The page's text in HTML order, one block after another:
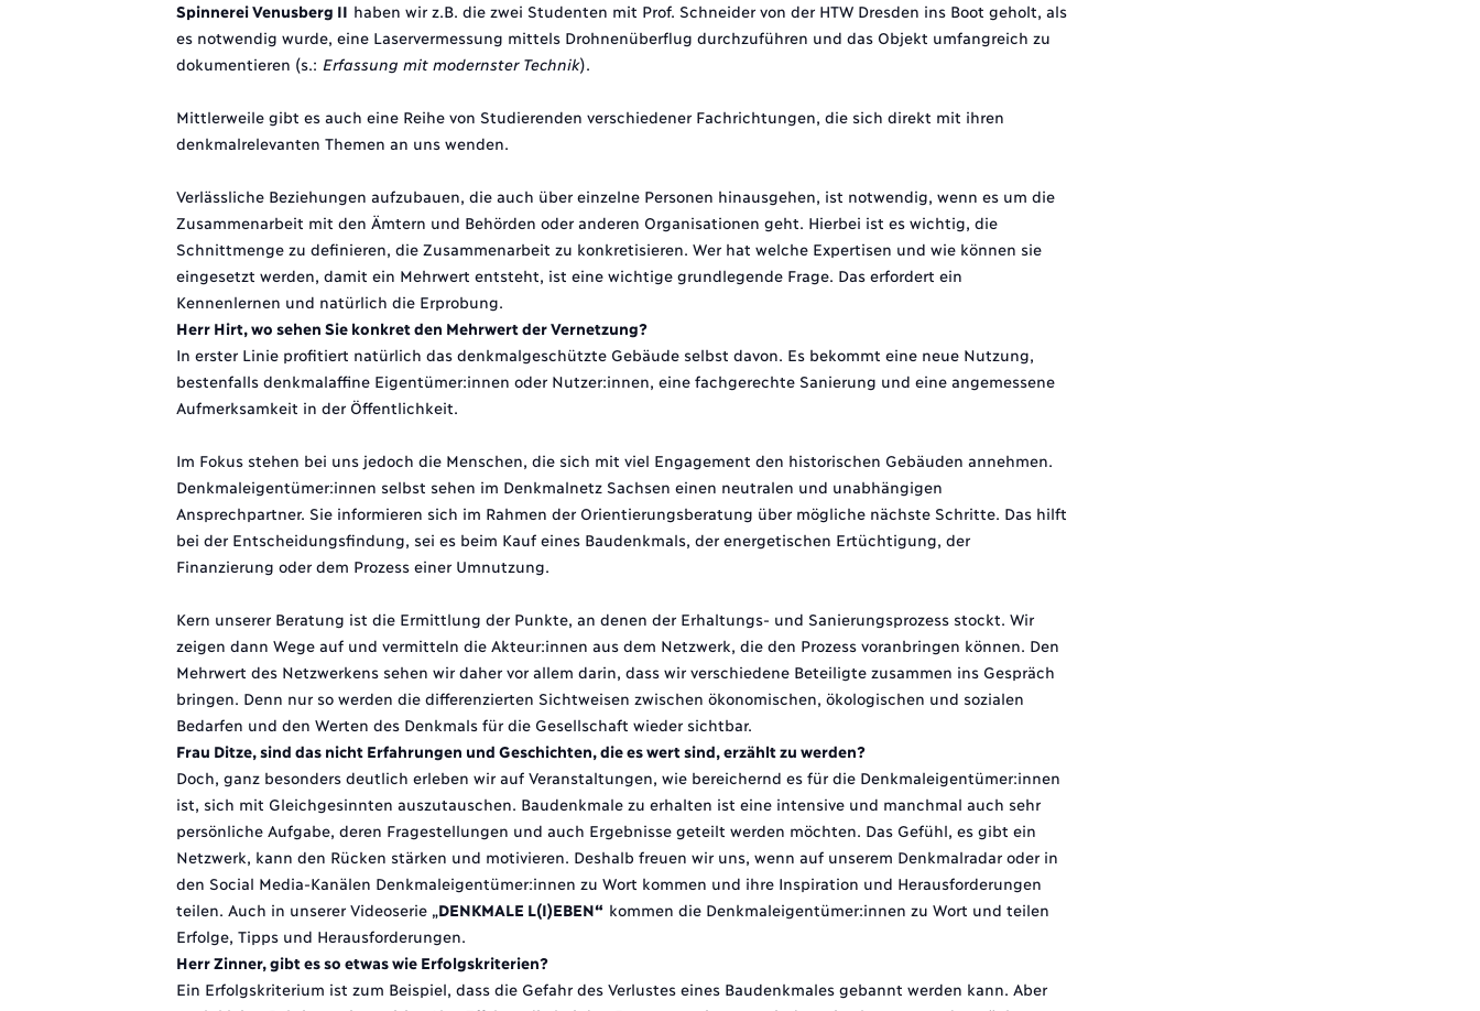
Spinnerei Venusberg II haben wir z.B. die zwei Studenten mit Prof. Schneider von der HTW Dresden ins Boot geholt, als
es notwendig wurde, eine Laservermessung mittels Drohnenüberflug durchzuführen und das Objekt umfangreich zu
dokumentieren (s.: Erfassung mit modernster Technik).
Mittlerweile gibt es auch eine Reihe von Studierenden verschiedener Fachrichtungen, die sich direkt mit ihren
denkmalrelevanten Themen an uns wenden.
Verlässliche Beziehungen aufzubauen, die auch über einzelne Personen hinausgehen, ist notwendig, wenn es um die
Zusammenarbeit mit den Ämtern und Behörden oder anderen Organisationen geht. Hierbei ist es wichtig, die
Schnittmenge zu definieren, die Zusammenarbeit zu konkretisieren. Wer hat welche Expertisen und wie können sie
eingesetzt werden, damit ein Mehrwert entsteht, ist eine wichtige grundlegende Frage. Das erfordert ein
Kennenlernen und natürlich die Erprobung.
Herr Hirt, wo sehen Sie konkret den Mehrwert der Vernetzung?
In erster Linie profitiert natürlich das denkmalgeschützte Gebäude selbst davon. Es bekommt eine neue Nutzung,
bestenfalls denkmalaffine Eigentümer:innen oder Nutzer:innen, eine fachgerechte Sanierung und eine angemessene
Aufmerksamkeit in der Öffentlichkeit.
Im Fokus stehen bei uns jedoch die Menschen, die sich mit viel Engagement den historischen Gebäuden annehmen.
Denkmaleigentümer:innen selbst sehen im Denkmalnetz Sachsen einen neutralen und unabhängigen
Ansprechpartner. Sie informieren sich im Rahmen der Orientierungsberatung über mögliche nächste Schritte. Das hilft
bei der Entscheidungsfindung, sei es beim Kauf eines Baudenkmals, der energetischen Ertüchtigung, der
Finanzierung oder dem Prozess einer Umnutzung.
Kern unserer Beratung ist die Ermittlung der Punkte, an denen der Erhaltungs- und Sanierungsprozess stockt. Wir
zeigen dann Wege auf und vermitteln die Akteur:innen aus dem Netzwerk, die den Prozess voranbringen können. Den
Mehrwert des Netzwerkens sehen wir daher vor allem darin, dass wir verschiedene Beteiligte zusammen ins Gespräch
bringen. Denn nur so werden die differenzierten Sichtweisen zwischen ökonomischen, ökologischen und sozialen
Bedarfen und den Werten des Denkmals für die Gesellschaft wieder sichtbar.
Frau Ditze, sind das nicht Erfahrungen und Geschichten, die es wert sind, erzählt zu werden?
Doch, ganz besonders deutlich erleben wir auf Veranstaltungen, wie bereichernd es für die Denkmaleigentümer:innen
ist, sich mit Gleichgesinnten auszutauschen. Baudenkmale zu erhalten ist eine intensive und manchmal auch sehr
persönliche Aufgabe, deren Fragestellungen und auch Ergebnisse geteilt werden möchten. Das Gefühl, es gibt ein
Netzwerk, kann den Rücken stärken und motivieren. Deshalb freuen wir uns, wenn auf unserem Denkmalradar oder in
den Social Media-Kanälen Denkmaleigentümer:innen zu Wort kommen und ihre Inspiration und Herausforderungen
teilen. Auch in unserer Videoserie „ DENKMALE L(I)EBEN“ kommen die Denkmaleigentümer:innen zu Wort und teilen
Erfolge, Tipps und Herausforderungen.
Herr Zinner, gibt es so etwas wie Erfolgskriterien?
Ein Erfolgskriterium ist zum Beispiel, dass die Gefahr des Verlustes eines Baudenkmales gebannt werden kann. Aber